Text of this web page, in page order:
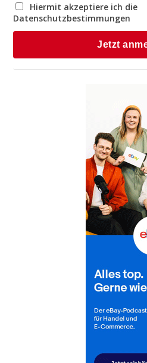
Hiermit akzeptiere ich die
Datenschutzbestimmungen